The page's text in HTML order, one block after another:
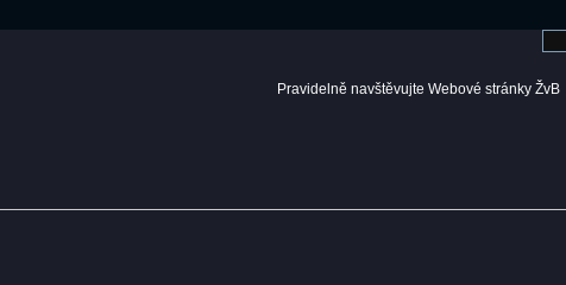
Pravidelně navštěvujte Webové stránky ŽvB